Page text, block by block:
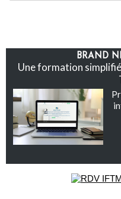
BRAND
Une formation